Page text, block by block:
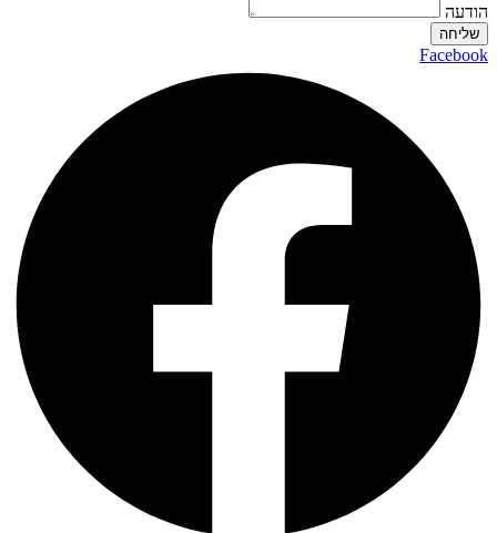
הודעה
שליחה
Facebook